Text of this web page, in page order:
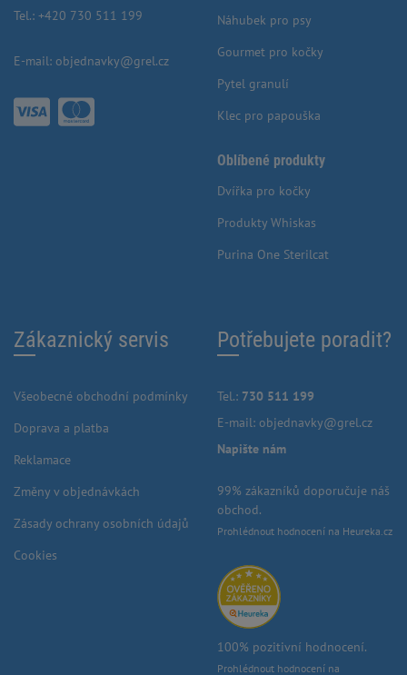
Tel.: +420 730 511 199
E-mail: objednavky@grel.cz
Náhubek pro psy
Gourmet pro kočky
Pytel granulí
Klec pro papouška
Oblíbené produkty
Dvířka pro kočky
Produkty Whiskas
Purina One Sterilcat
Zákaznický servis
Všeobecné obchodní podmínky
Doprava a platba
Reklamace
Změny v objednávkách
Zásady ochrany osobních údajů
Cookies
Potřebujete poradit?
Tel.: 730 511 199
E-mail: objednavky@grel.cz
Napište nám
99% zákazníků doporučuje náš
obchod.
Prohlédnout hodnocení na Heureka.cz
100% pozitivní hodnocení.
Prohlédnout hodnocení na